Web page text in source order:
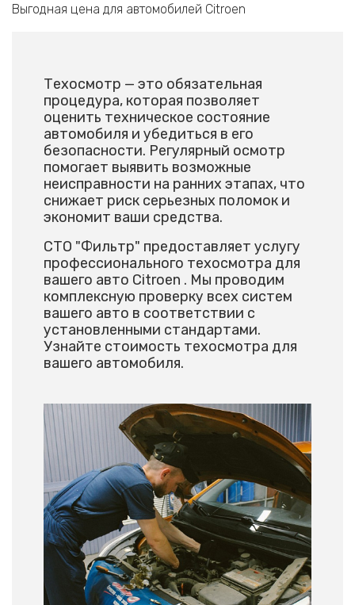
Выгодная цена для автомобилей Citroen
Техосмотр — это обязательная
процедура, которая позволяет
оценить техническое состояние
автомобиля и убедиться в его
безопасности. Регулярный осмотр
помогает выявить возможные
неисправности на ранних этапах, что
снижает риск серьезных поломок и
экономит ваши средства.
СТО "Фильтр" предоставляет услугу
профессионального техосмотра для
вашего авто Citroen . Мы проводим
комплексную проверку всех систем
вашего авто в соответствии с
установленными стандартами.
Узнайте стоимость техосмотра для
вашего автомобиля.